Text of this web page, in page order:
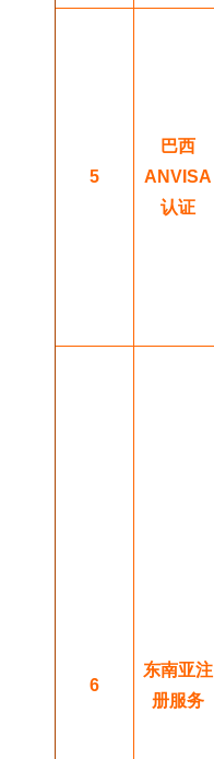
5
巴西
ANVISA
认证
6
东南亚注
册服务